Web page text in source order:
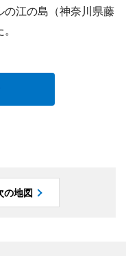
の江の島（神奈川県藤
の地図